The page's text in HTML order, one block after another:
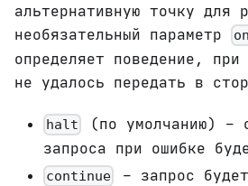
альтернативную точку для
необязательный параметр
определяет поведение, при
не удалось передать в
halt
(по умолчанию) –
запроса при ошибке
continue – запрос